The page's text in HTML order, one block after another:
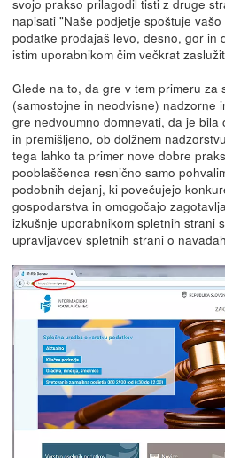
napisati "Naše podjetje spoštuje
podatke prodajaš levo, desno, gor in
istim uporabnikom čim večkrat
Glede na to, da gre v tem primeru za
(samostojne in neodvisne) nadzorne
gre nedvoumno domnevati, da je
in premišljeno, ob dolžnem
tega lahko ta primer nove dobre
pooblaščenca resnično samo
podobnih dejanj, ki povečujejo
gospodarstva in omogočajo
izkušnje uporabnikom spletnih strani
upravljavcev spletnih strani o